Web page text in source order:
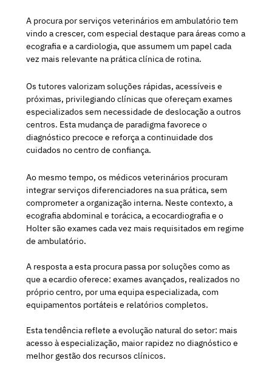
A procura por serviços veterinários em ambulatório tem
vindo a crescer, com especial destaque para áreas como a
ecografia e a cardiologia, que assumem um papel cada
vez mais relevante na prática clínica de rotina.
Os tutores valorizam soluções rápidas, acessíveis e
próximas, privilegiando clínicas que ofereçam exames
especializados sem necessidade de deslocação a outros
centros. Esta mudança de paradigma favorece o
diagnóstico precoce e reforça a continuidade dos
cuidados no centro de confiança.
Ao mesmo tempo, os médicos veterinários procuram
integrar serviços diferenciadores na sua prática, sem
comprometer a organização interna. Neste contexto, a
ecografia abdominal e torácica, a ecocardiografia e o
Holter são exames cada vez mais requisitados em regime
de ambulatório.
A resposta a esta procura passa por soluções como as
que a ecardio oferece: exames avançados, realizados no
próprio centro, por uma equipa especializada, com
equipamentos portáteis e relatórios completos.
Esta tendência reflete a evolução natural do setor: mais
acesso à especialização, maior rapidez no diagnóstico e
melhor gestão dos recursos clínicos.